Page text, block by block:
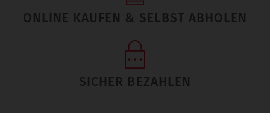
ONLINE KAUFEN & SELBST ABHOLEN
SICHER BEZAHLEN